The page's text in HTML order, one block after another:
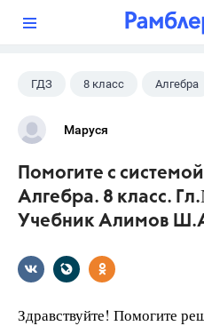
ГДЗ 8 класс Алгебра
Маруся
Помогите с
Алгебра. 8 класс.
Учебник Алимов
Здравствуйте! Помогите